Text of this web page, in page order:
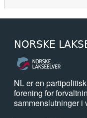
NORSKE
NL er en
forening for
sammenslutninger i